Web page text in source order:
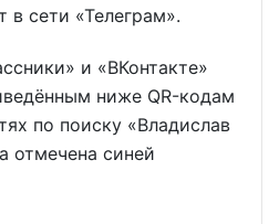
в сети «Телеграм».
и «ВКонтакте»
ниже QR-кодам
по поиску «Владислав
отмечена синей